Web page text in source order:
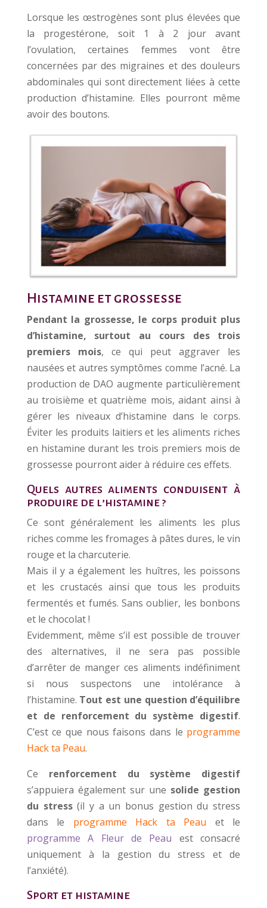
Lorsque les œstrogènes sont plus élevées que
la progestérone, soit 1 à 2 jour avant
l’ovulation, certaines femmes vont être
concernées par des migraines et des douleurs
abdominales qui sont directement liées à cette
production d’histamine. Elles pourront même
avoir des boutons.
Histamine et grossesse
Pendant la grossesse, le corps produit plus
d’histamine, surtout au cours des trois
premiers mois, ce qui peut aggraver les
nausées et autres symptômes comme l’acné. La
production de DAO augmente particulièrement
au troisième et quatrième mois, aidant ainsi à
gérer les niveaux d’histamine dans le corps.
Éviter les produits laitiers et les aliments riches
en histamine durant les trois premiers mois de
grossesse pourront aider à réduire ces effets.
Quels autres aliments conduisent à
produire de l’histamine ?
Ce sont généralement les aliments les plus
riches comme les fromages à pâtes dures, le vin
rouge et la charcuterie.
Mais il y a également les huîtres, les poissons
et les crustacés ainsi que tous les produits
fermentés et fumés. Sans oublier, les bonbons
et le chocolat !
Evidemment, même s’il est possible de trouver
des alternatives, il ne sera pas possible
d’arrêter de manger ces aliments indéfiniment
si nous suspectons une intolérance à
l’histamine. Tout est une question d’équilibre
et de renforcement du système digestif.
C’est ce que nous faisons dans le programme
Hack ta Peau.
Ce renforcement du système digestif
s’appuiera également sur une solide gestion
du stress(il y a un bonus gestion du stress
dans le programme Hack ta Peau et le
programme A Fleur de Peau est consacré
uniquement à la gestion du stress et de
l’anxiété).
Sport et histamine